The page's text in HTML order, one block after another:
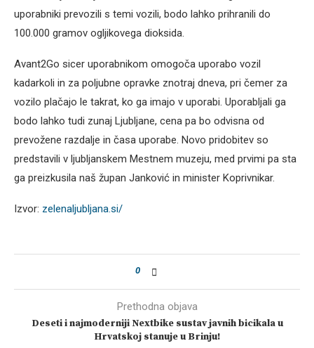
uporabniki prevozili s temi vozili, bodo lahko prihranili do
100.000 gramov ogljikovega dioksida.
Avant2Go sicer uporabnikom omogoča uporabo vozil
kadarkoli in za poljubne opravke znotraj dneva, pri čemer za
vozilo plačajo le takrat, ko ga imajo v uporabi. Uporabljali ga
bodo lahko tudi zunaj Ljubljane, cena pa bo odvisna od
prevožene razdalje in časa uporabe. Novo pridobitev so
predstavili v ljubljanskem Mestnem muzeju, med prvimi pa sta
ga preizkusila naš župan Janković in minister Koprivnikar.
Izvor: zelenaljubljana.si/
0
Prethodna objava
Deseti i najmoderniji Nextbike sustav javnih bicikala u
Hrvatskoj stanuje u Brinju!